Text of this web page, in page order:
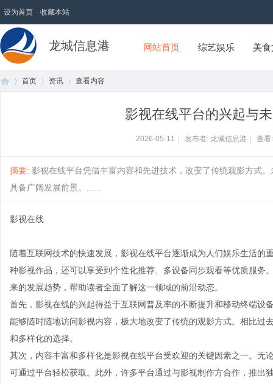
设为首页 收藏本站
龙城信息港 网站首页 综艺娱乐 美
首页 资讯 查看内容
影视在线平台的兴起与
2026-05-11 发布者: 龙城信息港 查
摘要: 影视在线平台凭借丰富内容和先进技术，改变了传统观影方式
具备广阔发展前景。......
影视在线
随着互联网技术的快速发展，影视在线平台逐渐成为人们娱乐生活
种影视作品，还可以享受到个性化推荐、多设备同步观看等优质服务
来的发展趋势，帮助读者全面了解这一领域的前沿动态。
首先，影视在线的兴起得益于互联网普及率的不断提升和移动终端设
能够随时随地访问影视内容，极大地改变了传统的观影方式。相比过
和多样化的选择。
其次，内容丰富和多样化是影视在线平台受欢迎的关键因素之一。无
可通过平台轻松获取。此外，许多平台通过与影视制作方合作，推出